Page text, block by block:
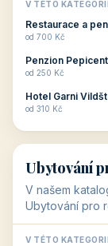
dovolenou
souvisejí. Aktivní
odpočinek jso...
V TÉTO
od 700 Kč
Penzion
od 250 Kč
Hotel Garni
od 310 Kč
👨‍👩‍👧‍👦
Ubytování
rodiny
V našem
Ubytování pro
jsou pro Vás
objekty, které
V TÉTO